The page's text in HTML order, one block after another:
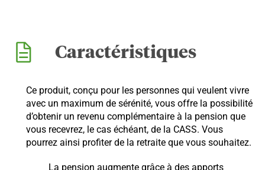
Caractéristiques
Ce produit, conçu pour les personnes qui veulent vivre
avec un maximum de sérénité, vous offre la possibilité
d’obtenir un revenu complémentaire à la pension que
vous recevrez, le cas échéant, de la CASS. Vous
pourrez ainsi profiter de la retraite que vous souhaitez.
La pension augmente grâce à des apports